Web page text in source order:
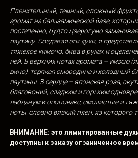
Пленительный, темный, сложный
аромат на бальзамической базе,
постепенно, будто Дзёрогумо
паутину. Создавая эти духи, я
тяжелое кимоно, бива в руках и
ней. В верхних нотах аромата – умэсю
вино), терпкая смородина и холодный
паутины. В сердце – японская роза,
благовоний, сладким и горьким
лабданум и опопонакс, смолистые и
ноты, словно вязкий плен, из которого
ВНИМАНИЕ: это лимитированные
доступны к заказу ограниченное